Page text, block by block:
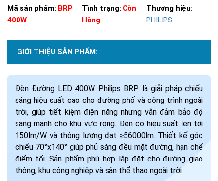
Mã sản phẩm: BRP
400W
Tình trạng: Còn
Hàng
Thương hiệu:
PHILIPS
GIỚI THIỆU SẢN PHẨM:
Đèn Đường LED 400W Philips BRP là giải pháp chiếu
sáng hiệu suất cao cho đường phố và công trình ngoài
trời, giúp tiết kiệm điện năng nhưng vẫn đảm bảo độ
sáng mạnh cho khu vực rộng. Đèn có hiệu suất lên tới
150lm/W và thông lượng đạt ≥56000lm. Thiết kế góc
chiếu 70°x140° giúp phủ sáng đều mặt đường, hạn chế
điểm tối. Sản phẩm phù hợp lắp đặt cho đường giao
thông, khu công nghiệp và sân thể thao ngoài trời.